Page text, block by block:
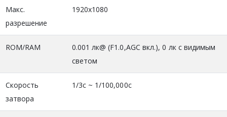
Макс.
разрешение
1920x1080
ROM/RAM
0.001 лк@ (F1.0,AGC вкл.), 0 лк с видимым
светом
Скорость
затвора
1/3с ~ 1/100,000с